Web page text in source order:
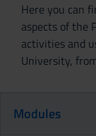
Here you can
aspects of the
activities and
University,
Modules